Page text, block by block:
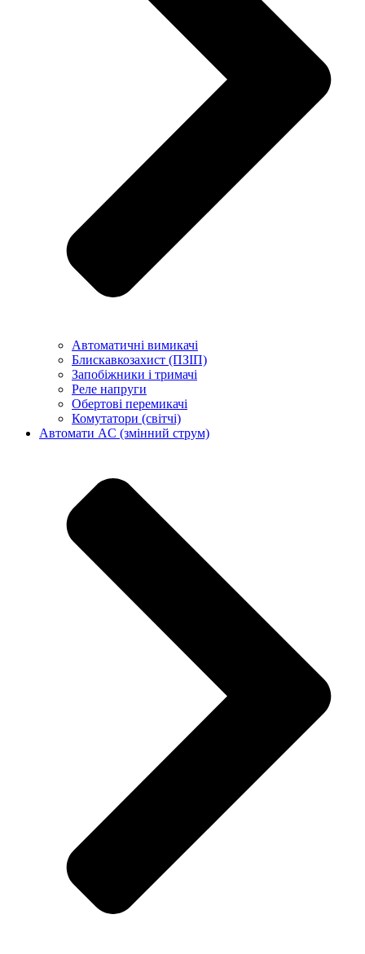
Автоматичні вимикачі
Блискавкозахист (ПЗІП)
Запобіжники і тримачі
Реле напруги
Обертові перемикачі
Комутатори (світчі)
Автомати AC (змінний струм)